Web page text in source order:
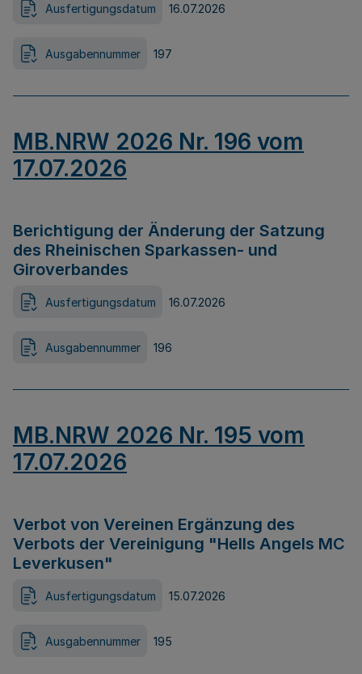
Ausfertigungsdatum 16.07.2026
Ausgabennummer 197
MB.NRW 2026 Nr. 196 vom
17.07.2026
Berichtigung der Änderung der Satzung
des Rheinischen Sparkassen- und
Giroverbandes
Ausfertigungsdatum 16.07.2026
Ausgabennummer 196
MB.NRW 2026 Nr. 195 vom
17.07.2026
Verbot von Vereinen Ergänzung des
Verbots der Vereinigung "Hells Angels MC
Leverkusen"
Ausfertigungsdatum 15.07.2026
Ausgabennummer 195